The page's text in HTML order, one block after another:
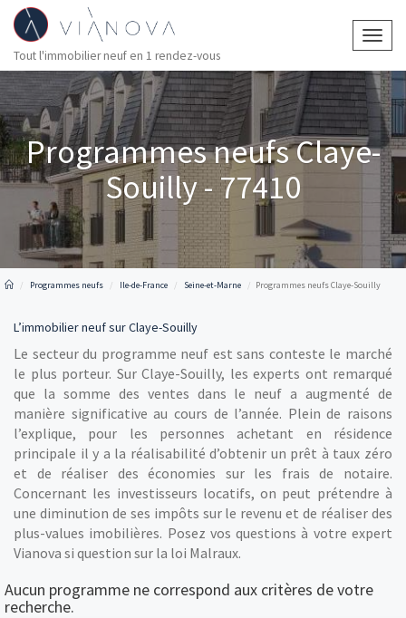
Tout l'immobilier neuf en 1 rendez-vous
Programmes neufs Claye-
Souilly - 77410
Programmes neufs Ile-de-France Seine-et-Marne Programmes neufs Claye-Souilly
L’immobilier neuf sur Claye-Souilly
Le secteur du programme neuf est sans conteste le marché
le plus porteur. Sur Claye-Souilly, les experts ont remarqué
que la somme des ventes dans le neuf a augmenté de
manière significative au cours de l’année. Plein de raisons
l’explique, pour les personnes achetant en résidence
principale il y a la réalisabilité d’obtenir un prêt à taux zéro
et de réaliser des économies sur les frais de notaire.
Concernant les investisseurs locatifs, on peut prétendre à
une diminution de ses impôts sur le revenu et de réaliser des
plus-values imobilières. Posez vos questions à votre expert
Vianova si question sur la loi Malraux.
Aucun programme ne correspond aux critères de votre
recherche.